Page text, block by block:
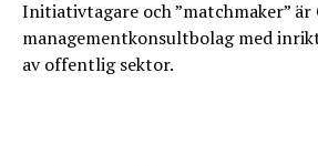
Initiativtagare och ”matchmaker” är
managementkonsultbolag med
av offentlig sektor.